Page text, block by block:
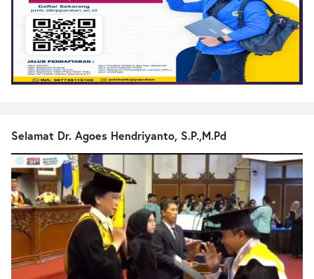
Selamat Dr. Agoes Hendriyanto, S.P.,M.Pd